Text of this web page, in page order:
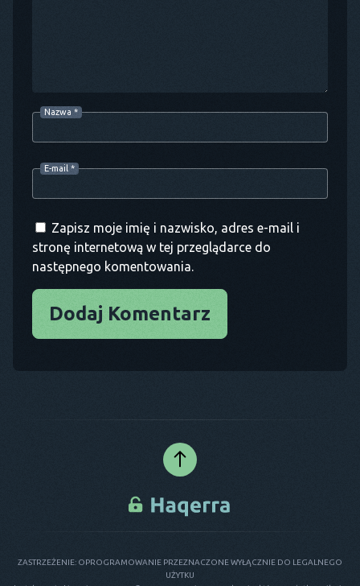
Nazwa *
E-mail *
Zapisz moje imię i nazwisko, adres e-mail i
stronę internetową w tej przeglądarce do
następnego komentowania.
Dodaj Komentarz
ZASTRZEŻENIE: OPROGRAMOWANIE PRZEZNACZONE WYŁĄCZNIE DO LEGALNEGO
UŻYTKU